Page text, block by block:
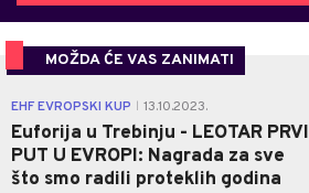
MOŽDA ĆE VAS ZANIMATI
EHF EVROPSKI KUP 13.10.2023.
Euforija u Trebinju - LEOTAR PRVI
PUT U EVROPI: Nagrada za sve
što smo radili proteklih godina